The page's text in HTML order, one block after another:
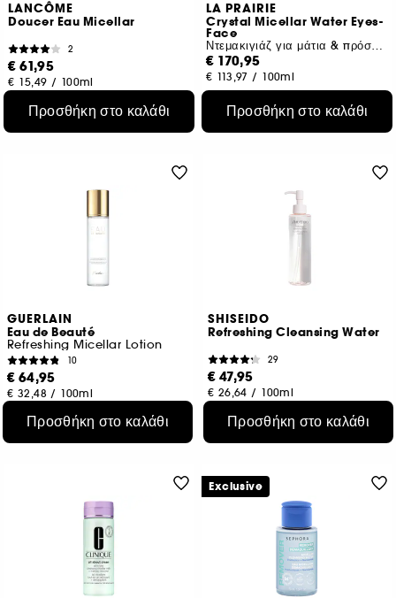
LANCÔME
Doucer Eau Micellar
2
€ 61,95
€ 15,49 / 100ml
Προσθήκη στο καλάθι
LA PRAIRIE
Crystal Micellar Water Eyes-
Face
Ντεμακιγιάζ για μάτια & πρόσωπο
€ 170,95
€ 113,97 / 100ml
Προσθήκη στο καλάθι
GUERLAIN
Eau de Beauté
Refreshing Micellar Lotion
10
€ 64,95
€ 32,48 / 100ml
Προσθήκη στο καλάθι
SHISEIDO
Refreshing Cleansing Water
29
€ 47,95
€ 26,64 / 100ml
Προσθήκη στο καλάθι
Exclusive